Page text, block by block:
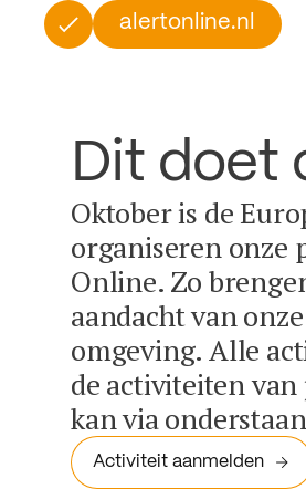
alertonline.nl
Dit doet
Oktober is de
organiseren onze
Online. Zo
aandacht van
omgeving. Alle
de activiteiten
kan via
Activiteit aanmelden